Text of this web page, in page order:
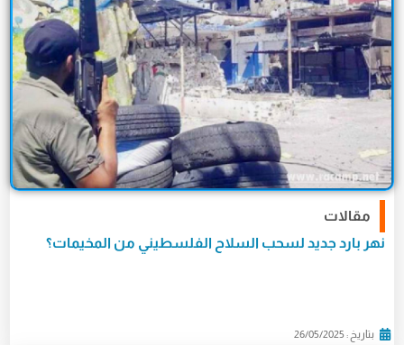
مقالات
نهر بارد جديد لسحب السلاح الفلسطيني من المخيمات؟
بتاريخ : 26/05/2025